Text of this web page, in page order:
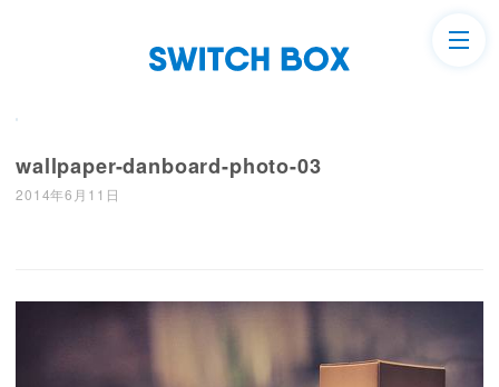
wallpaper-danboard-photo-03
2014年6月11日